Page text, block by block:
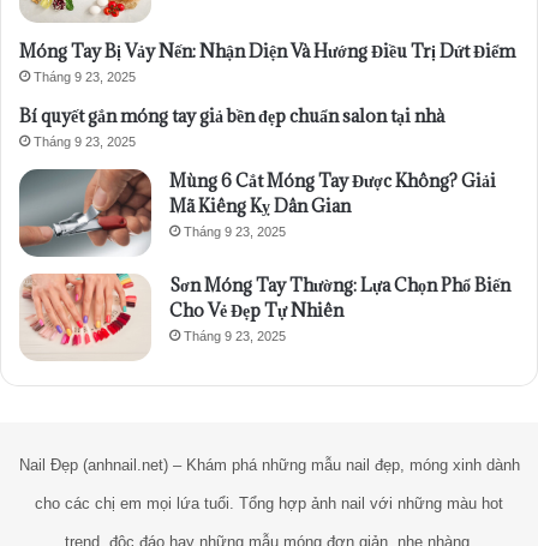
Móng Tay Bị Vảy Nến: Nhận Diện Và Hướng Điều Trị Dứt Điểm
Tháng 9 23, 2025
Bí quyết gắn móng tay giả bền đẹp chuẩn salon tại nhà
Tháng 9 23, 2025
Mùng 6 Cắt Móng Tay Được Không? Giải
Mã Kiêng Kỵ Dân Gian
Tháng 9 23, 2025
Sơn Móng Tay Thường: Lựa Chọn Phổ Biến
Cho Vẻ Đẹp Tự Nhiên
Tháng 9 23, 2025
Nail Đẹp (anhnail.net) – Khám phá những mẫu nail đẹp, móng xinh dành
cho các chị em mọi lứa tuổi. Tổng hợp ảnh nail với những màu hot
trend, độc đáo hay những mẫu móng đơn giản, nhẹ nhàng.